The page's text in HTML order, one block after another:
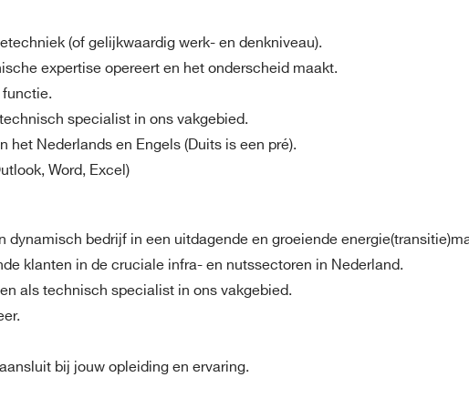
(of gelijkwaardig werk- en denkniveau).
expertise opereert en het onderscheid maakt.
functie.
specialist in ons vakgebied.
Nederlands en Engels (Duits is een pré).
Word, Excel)
dynamisch bedrijf in een uitdagende en groeiende
klanten in de cruciale infra- en nutssectoren in Nederland.
als technisch specialist in ons vakgebied.
bij jouw opleiding en ervaring.